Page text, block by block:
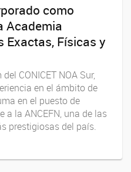
como
Academia
Exactas, Físicas y
CONICET NOA Sur,
en el ámbito de
en el puesto de
a la ANCEFN, una de las
prestigiosas del país.